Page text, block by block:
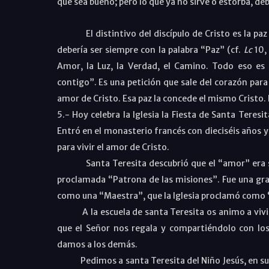
El distintivo del discípulo de Cristo es la paz
debería ser siempre con la palabra “Paz” (cf. Lc10,
Amor, la Luz, la Verdad, el Camino. Todo eso
contigo”. Es una petición que sale del corazón
amor de Cristo. Esa paz la concede el mismo
5.- Hoy celebra la Iglesia la Fiesta de Santa
Entró en el monasterio francés con dieciséis años
para vivir el amor de Cristo.
Santa Teresita descubrió que el “amor” era
proclamada “Patrona de las misiones”. Fue una
como una “Maestra”, que la Iglesia proclamó como
A la escuela de santa Teresita os animo a vivir
que el Señor nos regala y compartiéndolo con
damos a los demás.
Pedimos a santa Teresita del Niño Jesús, en su